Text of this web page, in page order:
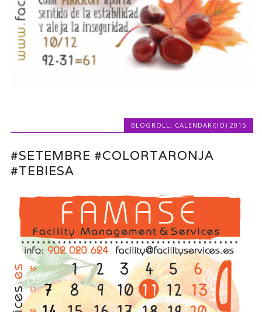
BLOGROLL , CALENDARI(IO) 2015
#SETEMBRE #COLORTARONJA
#TEBIESA